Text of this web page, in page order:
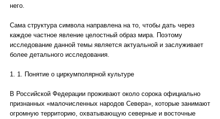
него.
Сама структура символа направлена на то, чтобы дать через
каждое частное явление целостный образ мира. Поэтому
исследование данной темы является актуальной и заслуживает
более детального исследования.
1. 1. Понятие о циркумполярной культуре
В Российской Федерации проживают около сорока официально
признанных «малочисленных народов Севера», которые занимают
огромную территорию, охватывающую северные и восточные